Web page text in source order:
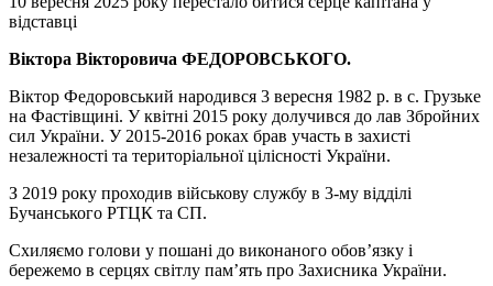
відставці
Віктора Вікторовича ФЕДОРОВСЬКОГО.
Віктор Федоровський народився 3 вересня 1982 р. в с. Грузьке
на Фастівщині. У квітні 2015 року долучився до лав Збройних
сил України. У 2015-2016 роках брав участь в захисті
незалежності та територіальної цілісності України.
З 2019 року проходив військову службу в 3-му відділі
Бучанського РТЦК та СП.
Схиляємо голови у пошані до виконаного обов’язку і
бережемо в серцях світлу пам’ять про Захисника України.